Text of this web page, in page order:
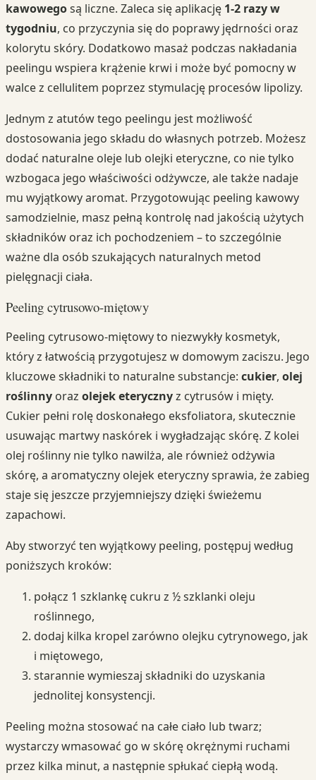
kawowegosą liczne. Zaleca się aplikację 1-2 razy w
tygodniu, co przyczynia się do poprawy jędrności oraz
kolorytu skóry. Dodatkowo masaż podczas nakładania
peelingu wspiera krążenie krwi i może być pomocny w
walce z cellulitem poprzez stymulację procesów lipolizy.
Jednym z atutów tego peelingu jest możliwość
dostosowania jego składu do własnych potrzeb. Możesz
dodać naturalne oleje lub olejki eteryczne, co nie tylko
wzbogaca jego właściwości odżywcze, ale także nadaje
mu wyjątkowy aromat. Przygotowując peeling kawowy
samodzielnie, masz pełną kontrolę nad jakością użytych
składników oraz ich pochodzeniem – to szczególnie
ważne dla osób szukających naturalnych metod
pielęgnacji ciała.
Peeling cytrusowo-miętowy
Peeling cytrusowo-miętowy to niezwykły kosmetyk,
który z łatwością przygotujesz w domowym zaciszu. Jego
kluczowe składniki to naturalne substancje: cukier, olej
roślinny oraz olejek eterycznyz cytrusów i mięty.
Cukier pełni rolę doskonałego eksfoliatora, skutecznie
usuwając martwy naskórek i wygładzając skórę. Z kolei
olej roślinny nie tylko nawilża, ale również odżywia
skórę, a aromatyczny olejek eteryczny sprawia, że zabieg
staje się jeszcze przyjemniejszy dzięki świeżemu
zapachowi.
Aby stworzyć ten wyjątkowy peeling, postępuj według
poniższych kroków:
połącz 1 szklankę cukru z ½ szklanki oleju
roślinnego,
dodaj kilka kropel zarówno olejku cytrynowego, jak
i miętowego,
starannie wymieszaj składniki do uzyskania
jednolitej konsystencji.
Peeling można stosować na całe ciało lub twarz;
wystarczy wmasować go w skórę okrężnymi ruchami
przez kilka minut, a następnie spłukać ciepłą wodą.